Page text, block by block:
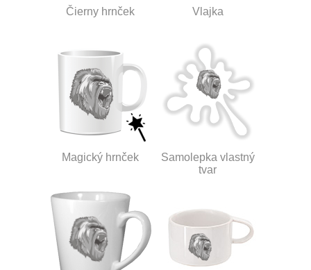
Čierny hrnček Vlajka
Magický hrnček
Samolepka vlastný
tvar